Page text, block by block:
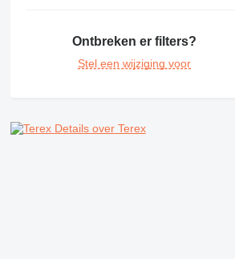
Ontbreken er filters?
Stel een wijziging voor
Details over Terex